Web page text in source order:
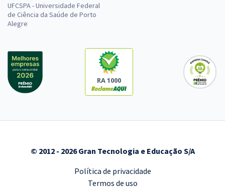
UFCSPA - Universidade Federal
de Ciência da Saúde de Porto
Alegre
RA 1000
© 2012 - 2026 Gran Tecnologia e Educação S/A
Política de privacidade
Termos de uso